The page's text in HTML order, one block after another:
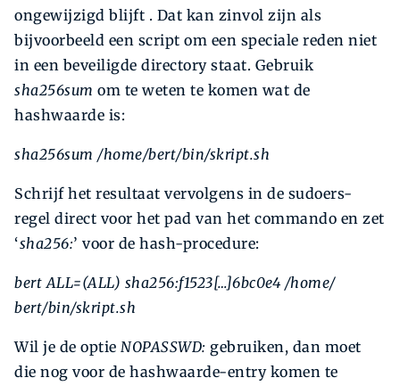
ongewijzigd blijft . Dat kan zinvol zijn als
bijvoorbeeld een script om een speciale reden niet
in een beveiligde directory staat. Gebruik
sha256sum om te weten te komen wat de
hashwaarde is:
sha256sum /home/bert/bin/skript.sh
Schrijf het resultaat vervolgens in de sudoers-
regel direct voor het pad van het commando en zet
‘sha256:’ voor de hash-procedure:
bert ALL=(ALL) sha256:f1523[…]6bc0e4 /home/
bert/bin/skript.sh
Wil je de optie NOPASSWD: gebruiken, dan moet
die nog voor de hashwaarde-entry komen te